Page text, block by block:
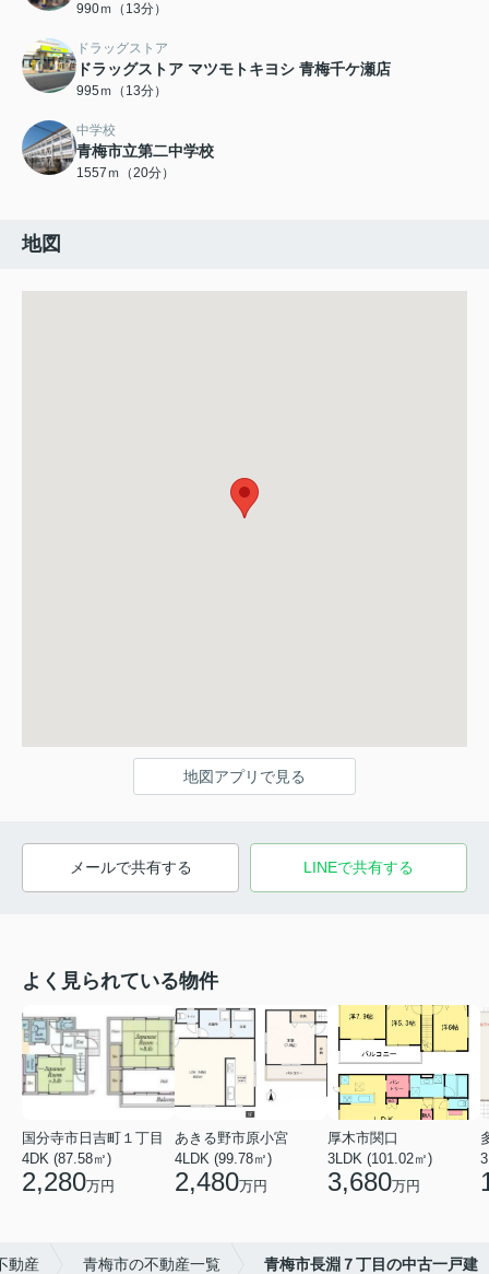
990ｍ（13分）
ドラッグストア
ドラッグストア マツモトキヨシ 青梅千ケ瀬店
995ｍ（13分）
中学校
青梅市立第二中学校
1557ｍ（20分）
地図
地図アプリで見る
メールで共有する LINEで共有する
よく見られている物件
国分寺市日吉町１丁目
4DK (87.58㎡)
2,280万円
あきる野市原小宮
4LDK (99.78㎡)
2,480万円
厚木市関口
3LDK (101.02㎡)
3,680万円
動産 青梅市の不動産一覧 青梅市長淵７丁目の中古一戸建